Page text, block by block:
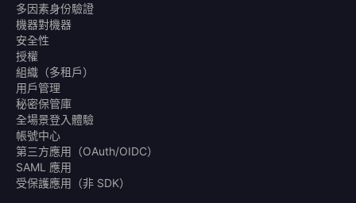
多因素身份驗證
機器對機器
安全性
授權
組織（多租戶）
用戶管理
秘密保管庫
全場景登入體驗
帳號中心
第三方應用（OAuth/OIDC）
SAML 應用
受保護應用（非 SDK）